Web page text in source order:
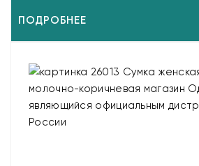
ПОДРОБНЕЕ